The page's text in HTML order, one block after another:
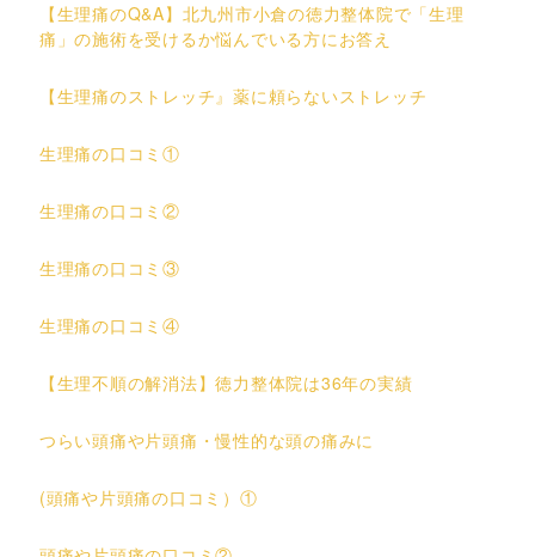
【生理痛のQ&A】北九州市小倉の徳力整体院で「生理
痛」の施術を受けるか悩んでいる方にお答え
【生理痛のストレッチ』薬に頼らないストレッチ
生理痛の口コミ①
生理痛の口コミ②
生理痛の口コミ③
生理痛の口コミ④
【生理不順の解消法】徳力整体院は36年の実績
つらい頭痛や片頭痛・慢性的な頭の痛みに
(頭痛や片頭痛の口コミ）①